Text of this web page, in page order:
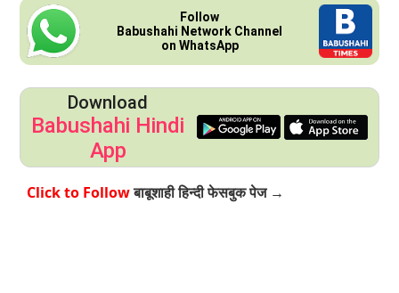
Follow
Babushahi Network Channel
on WhatsApp
Download
Babushahi Hindi
App
Click to Followबाबूशाही हिन्दी फेसबुक पेज →